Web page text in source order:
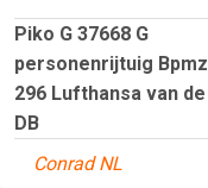
Piko G 37668 G
personenrijtuig Bpmz
296 Lufthansa van de
DB
Conrad NL